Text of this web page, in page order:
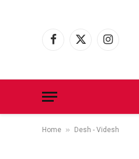
Facebook
X
Home » Desh - Videsh